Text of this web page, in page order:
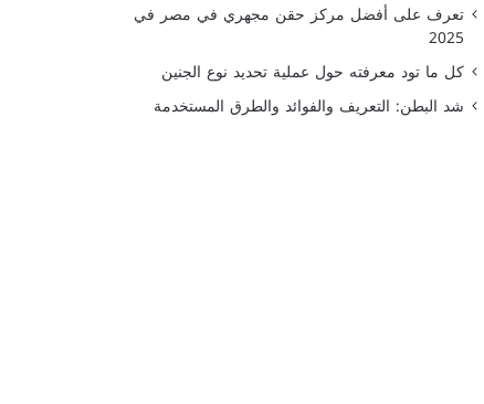
تعرف على أفضل مركز حقن مجهري في مصر في
2025
كل ما تود معرفته حول عملية تحديد نوع الجنين
شد البطن: التعريف والفوائد والطرق المستخدمة